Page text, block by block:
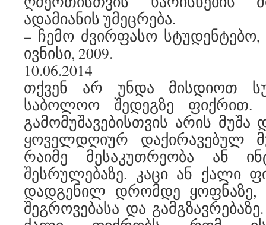
ადამიანის უმეცრება.
– ჩემო ძვირფასო სტუდენტებო,
ივნისი, 2009.
10.06.2014
თქვენ არ უნდა მისდიოთ
საბოლოო შედეგზე ფიქრით.
გამომუშავებისთვის არის
ყოველდღიურ დაქირავებულ
რაიმე მესაკუთრეობა ან
შესრულებაზე. კაცი ან ქალი
დადგენილ დრომდე ყოფნაზე,
შეგროვებასა და